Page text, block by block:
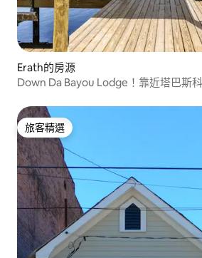
Erath的房源
Down Da Bayou Lodge！靠近塔巴斯
旅客精選
旅客精選